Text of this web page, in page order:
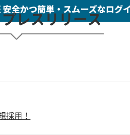
レスリリース
採用！